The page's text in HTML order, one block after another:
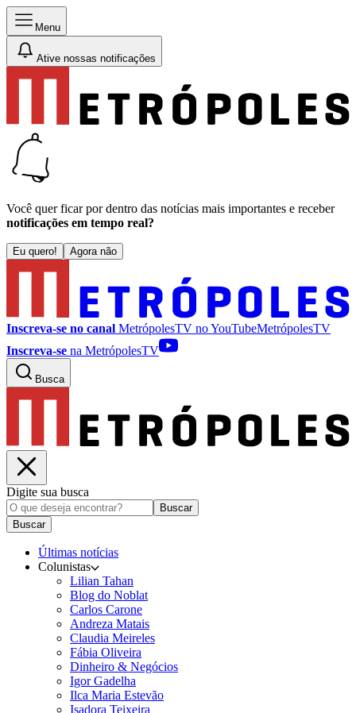
Menu
Ative nossas notificações
Você quer ficar por dentro das notícias mais importantes e receber
notificações em tempo real?
Eu quero! Agora não
Inscreva-se no canal MetrópolesTV noYouTubeMetrópolesTV
Inscreva-se na MetrópolesTV
Busca
Digite sua busca
Buscar
Buscar
Últimas notícias
Colunistas
Lilian Tahan
Blog do Noblat
Carlos Carone
Andreza Matais
Claudia Meireles
Fábia Oliveira
Dinheiro & Negócios
Igor Gadelha
Ilca Maria Estevão
Isadora Teixeira